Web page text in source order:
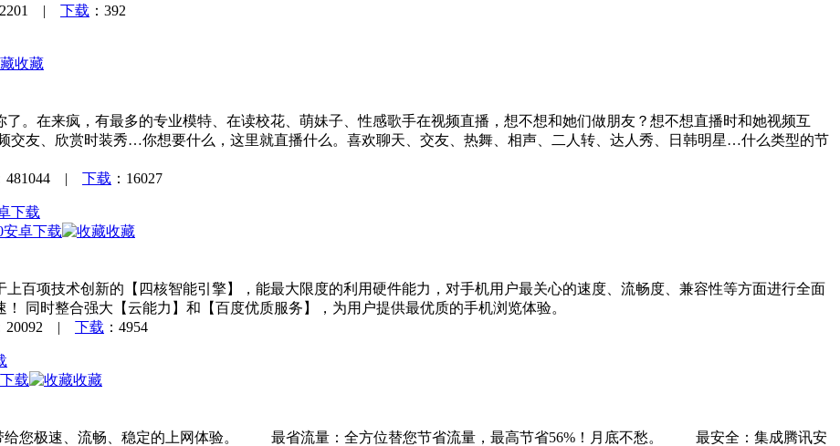
2201 | 下载 ：392
收藏
。在来疯，有最多的专业模特、在读校花、萌妹子、性感歌手在视频直播，想不想和她们做朋友？想不想直播时和她视频互
交友、欣赏时装秀…你想要什么，这里就直播什么。喜欢聊天、交友、热舞、相声、二人转、达人秀、日韩明星…什么类型的节
481044 | 下载 ：16027
卓下载
收藏
百项技术创新的【四核智能引擎】，能最大限度的利用硬件能力，对手机用户最关心的速度、流畅度、兼容性等方面进行全面
同时整合强大【云能力】和【百度优质服务】，为用户提供最优质的手机浏览体验。
20092 | 下载 ：4954
载
收藏
给您极速、流畅、稳定的上网体验。 最省流量：全方位替您节省流量，最高节省56%！月底不愁。 最安全：集成腾讯安